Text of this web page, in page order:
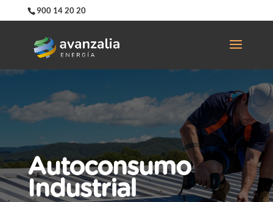
900 14 20 20
Autoconsumo
Industrial